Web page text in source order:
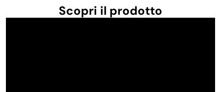
Scopri il prodotto